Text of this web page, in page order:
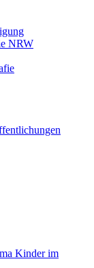
NRW
Kinder im